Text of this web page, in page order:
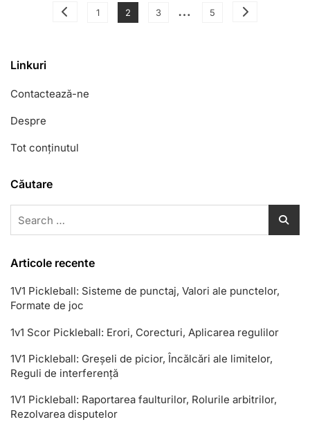
Reguli
Posts
Page
1 Page
2 Page
3 … Page
5
Linkuri
Contactează-ne
Despre
Tot conținutul
Căutare
Articole recente
1V1 Pickleball: Sisteme de punctaj, Valori ale punctelor,
Formate de joc
1v1 Scor Pickleball: Erori, Corecturi, Aplicarea regulilor
1V1 Pickleball: Greșeli de picior, Încălcări ale limitelor,
Reguli de interferență
1V1 Pickleball: Raportarea faulturilor, Rolurile arbitrilor,
Rezolvarea disputelor